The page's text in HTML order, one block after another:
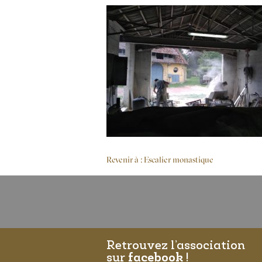
Revenir à : Escalier monastique
Retrouvez l’association
sur facebook !